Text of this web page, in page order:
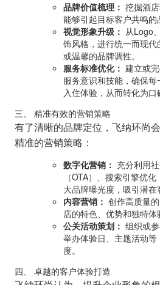
品牌价值梳理： 挖掘酒
能够引起目标客户共鸣的
视觉形象升级： 从Logo
饰风格，进行统一而现
或温馨的品牌调性。
服务标准优化： 建立或
服务意识和技能，确保
入住体验，从而转化为口
三、 精准有效的营销策略
有了清晰的品牌定位，飞纳环尚
精准的营销策略：
数字化营销： 充分利用
（OTA）、搜索引擎优
大品牌曝光度，吸引潜在
内容营销： 创作高质量
店的特色、优势和独特体
公关活动策划： 组织或
举办体验日、主题活动
度。
四、 卓越的客户体验打造